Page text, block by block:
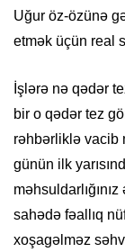
Uğur öz-özünə
etmək üçün real
İşlərə nə qədər
bir o qədər tez
rəhbərliklə vacib
günün ilk
sahədə fəallıq
xoşagəlməz